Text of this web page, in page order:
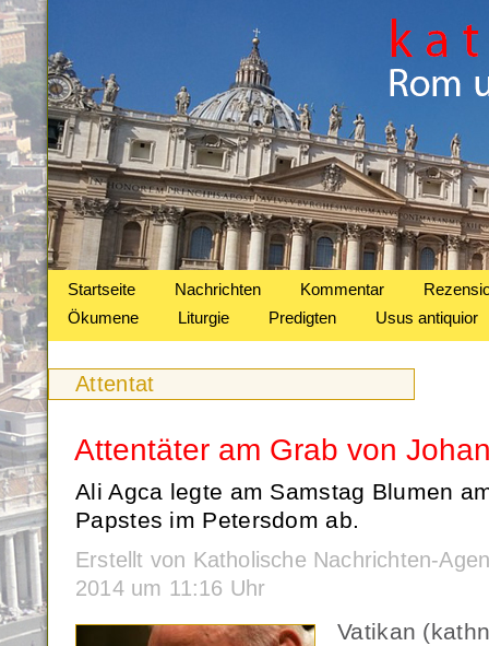
Startseite Nachrichten Kommentar
Ökumene
Liturgie Predigten Usus antiquior
Attentat
Attentäter am Grab von
Ali Agca legte am Samstag Blumen
Papstes im Petersdom ab.
Erstellt von Katholische Nachrichten-
2014 um 11:16 Uhr
Vatikan